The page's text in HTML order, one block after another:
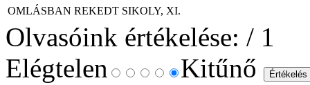
OMLÁSBAN REKEDT SIKOLY, XI.
Olvasóink értékelése: / 1
Elégtelen
Kitűnő